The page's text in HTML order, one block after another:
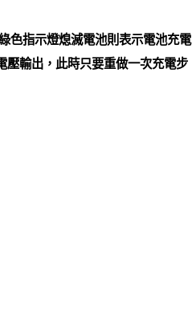
色指示燈熄滅電池則表示電池充電
壓輸出，此時只要重做一次充電步